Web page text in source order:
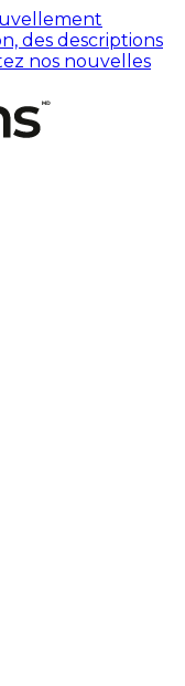
des descriptions
nos nouvelles